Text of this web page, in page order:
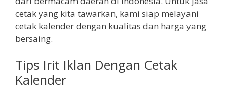
cetak yang kita tawarkan, kami siap melayani
cetak kalender dengan kualitas dan harga yang
bersaing.
Tips Irit Iklan Dengan Cetak
Kalender